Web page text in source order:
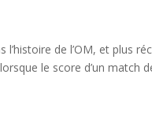
de l’OM, et plus
le score d’un match